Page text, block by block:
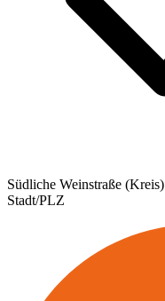
Südliche Weinstraße (Kreis)
Stadt/PLZ